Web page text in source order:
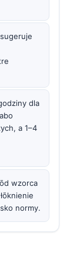
dla
a 1–4
wzorca
normy.